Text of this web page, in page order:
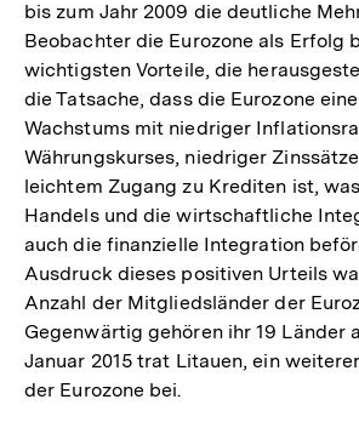
bis zum Jahr 2009 die deutliche
Beobachter die Eurozone als Erfolg
wichtigsten Vorteile, die
die Tatsache, dass die Eurozone
Wachstums mit niedriger
Währungskurses, niedriger
leichtem Zugang zu Krediten ist,
Handels und die wirtschaftliche
auch die finanzielle Integration
Ausdruck dieses positiven Urteils
Anzahl der Mitgliedsländer der
Gegenwärtig gehören ihr 19 Länder
Januar 2015 trat Litauen, ein
der Eurozone bei.